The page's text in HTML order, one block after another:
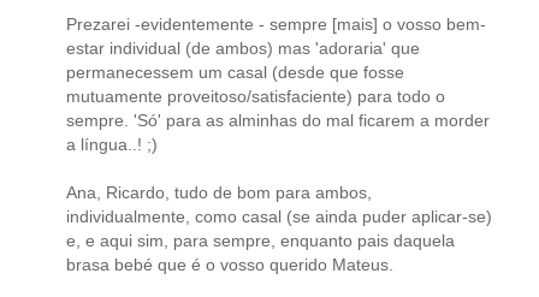
Prezarei -evidentemente - sempre [mais] o vosso bem-
estar individual (de ambos) mas 'adoraria' que
permanecessem um casal (desde que fosse
mutuamente proveitoso/satisfaciente) para todo o
sempre. 'Só' para as alminhas do mal ficarem a morder
a língua..! ;)
Ana, Ricardo, tudo de bom para ambos,
individualmente, como casal (se ainda puder aplicar-se)
e, e aqui sim, para sempre, enquanto pais daquela
brasa bebé que é o vosso querido Mateus.